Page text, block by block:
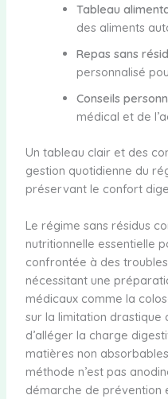
Tableau
des aliments
Repas sans
personnalisé
Conseils
médical et de
Un tableau clair et des
gestion quotidienne du
préservant le confort
Le régime sans résidus
nutritionnelle essentielle
confrontée à des
nécessitant une
médicaux comme la
sur la limitation drastique
d’alléger la charge
matières non
méthode n’est pas
démarche de prévention